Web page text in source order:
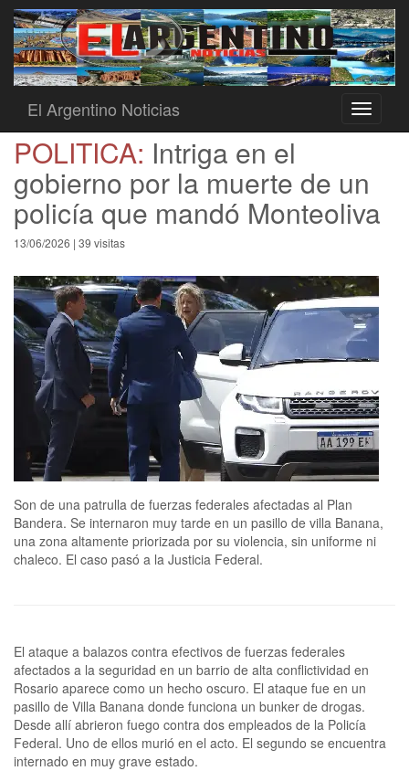
Toggle
El Argentino Noticias
POLITICA: Intriga en el
gobierno por la muerte de un
policía que mandó Monteoliva
13/06/2026 | 39 visitas
Son de una patrulla de fuerzas federales afectadas al Plan
Bandera. Se internaron muy tarde en un pasillo de villa Banana,
una zona altamente priorizada por su violencia, sin uniforme ni
chaleco. El caso pasó a la Justicia Federal.
El ataque a balazos contra efectivos de fuerzas federales
afectados a la seguridad en un barrio de alta conflictividad en
Rosario aparece como un hecho oscuro. El ataque fue en un
pasillo de Villa Banana donde funciona un bunker de drogas.
Desde allí abrieron fuego contra dos empleados de la Policía
Federal. Uno de ellos murió en el acto. El segundo se encuentra
internado en muy grave estado.